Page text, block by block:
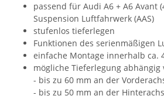
passend für Audi A6 + A6 Avant
Suspension Luftfahrwerk (AAS)
stufenlos tieferlegen
Funktionen des serienmäßigen
einfache Montage innerhalb ca.
mögliche Tieferlegung
- bis zu 60 mm an der
- bis zu 50 mm an der